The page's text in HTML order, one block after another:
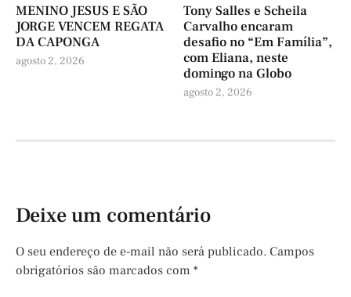
MENINO JESUS E SÃO
JORGE VENCEM REGATA
DA CAPONGA
agosto 2, 2026
Tony Salles e Scheila
Carvalho encaram
desafio no “Em Família”,
com Eliana, neste
domingo na Globo
agosto 2, 2026
Deixe um comentário
O seu endereço de e-mail não será publicado. Campos
obrigatórios são marcados com *